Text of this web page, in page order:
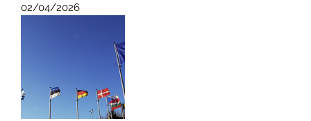
02/04/2026